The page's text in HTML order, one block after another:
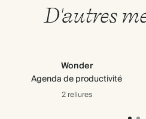
D'autres
Wonder
Agenda de productivité
2 reliures